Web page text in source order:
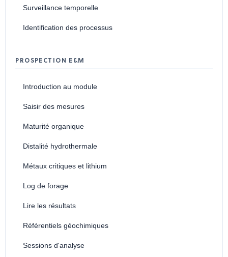
Surveillance temporelle
Identification des processus
PROSPECTION E&M
Introduction au module
Saisir des mesures
Maturité organique
Distalité hydrothermale
Métaux critiques et lithium
Log de forage
Lire les résultats
Référentiels géochimiques
Sessions d'analyse